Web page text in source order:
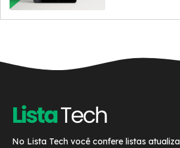
No Lista Tech você confere listas